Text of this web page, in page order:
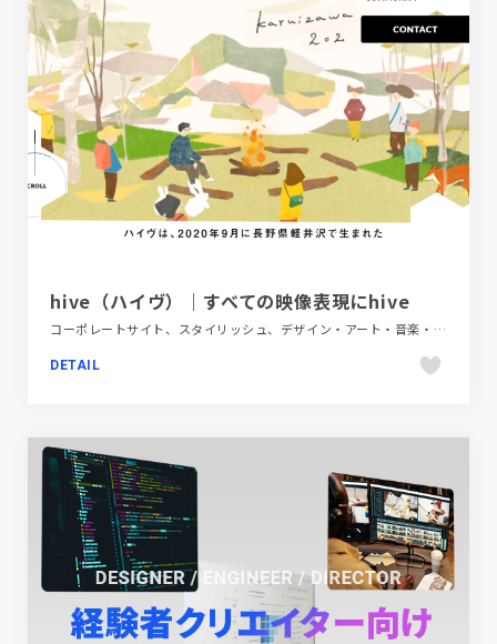
hive（ハイヴ）｜すべての映像表現にhive
コーポレートサイト、スタイリッシュ、デザイン・アート・音楽・文芸、ホワイト系、ポップ、動画が流れる
DETAIL